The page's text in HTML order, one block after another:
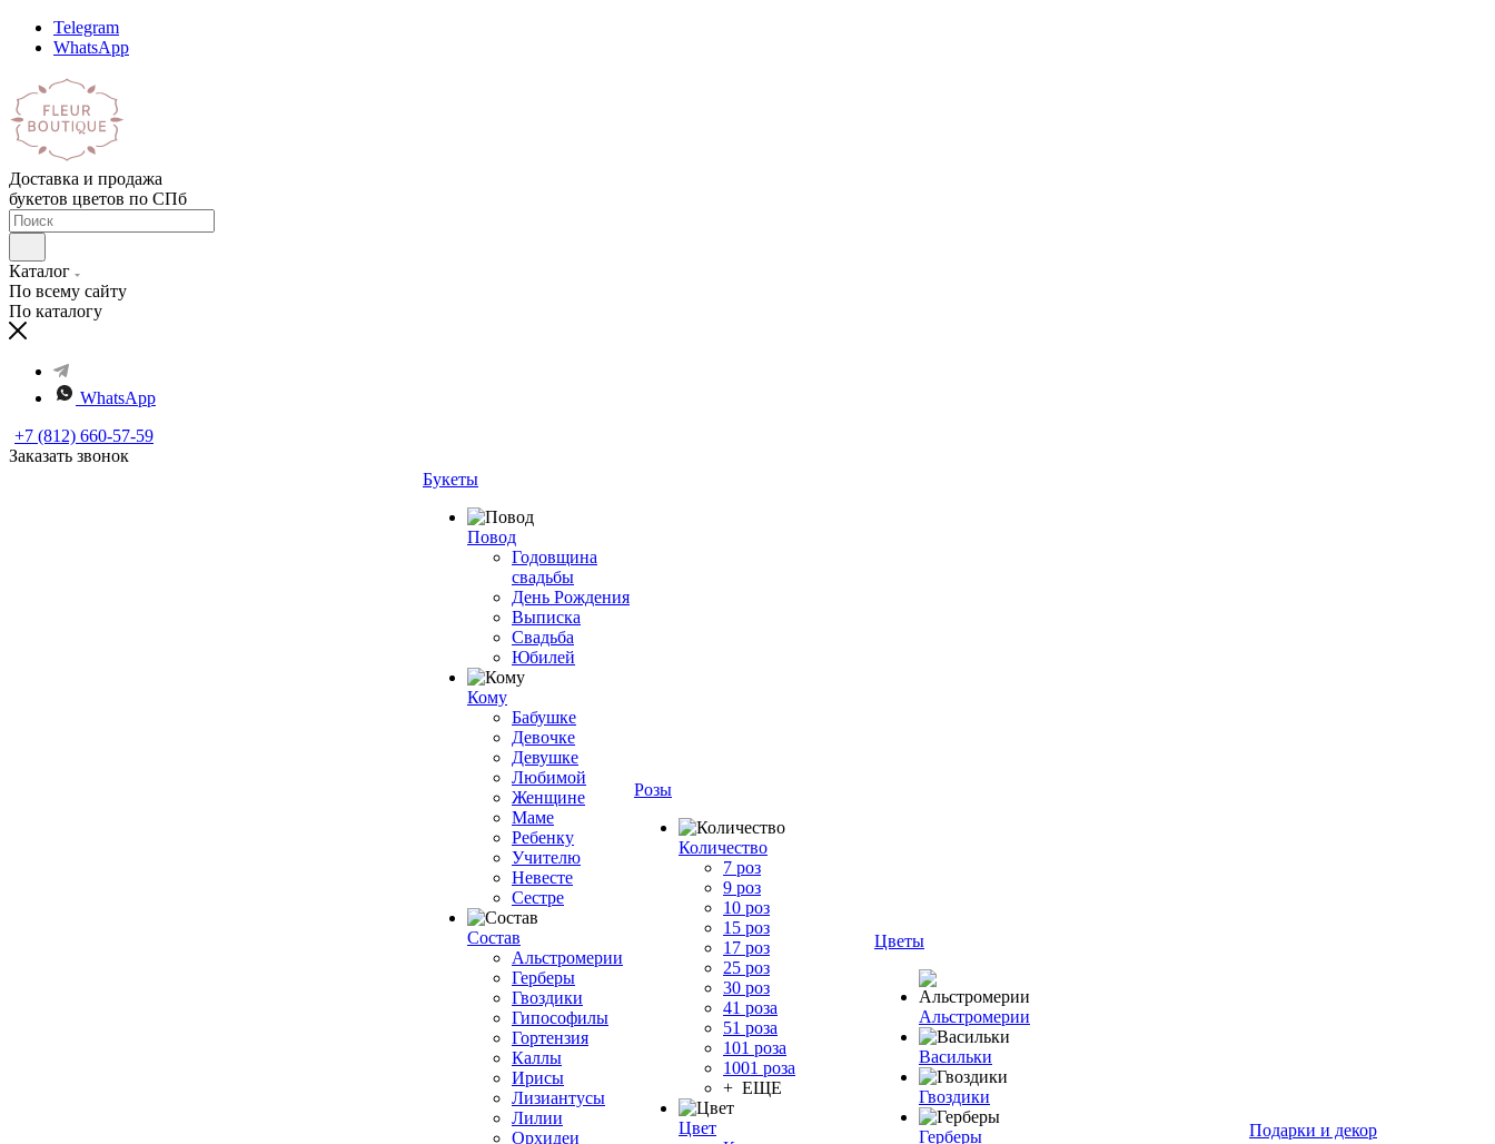
Telegram
WhatsApp
Доставка и продажа
букетов цветов по СПб
Каталог
По всему сайту
По каталогу
WhatsApp
+7 (812) 660-57-59
Заказать звонок
Букеты
Повод
Годовщина
свадьбы
День Рождения
Выписка
Свадьба
Юбилей
Кому
Бабушке
Девочке
Девушке
Любимой
Женщине
Маме
Ребенку
Учителю
Невесте
Сестре
Состав
Альстромерии
Герберы
Гвоздики
Гипософилы
Гортензия
Каллы
Ирисы
Лизиантусы
Лилии
Орхидеи
Розы
Количество
7 роз
9 роз
10 роз
15 роз
17 роз
25 роз
30 роз
41 роза
51 роза
101 роза
1001 роза
+ ЕЩЕ
Цвет
Цветы
Альстромерии
Васильки
Гвоздики
Герберы Подарки и декор